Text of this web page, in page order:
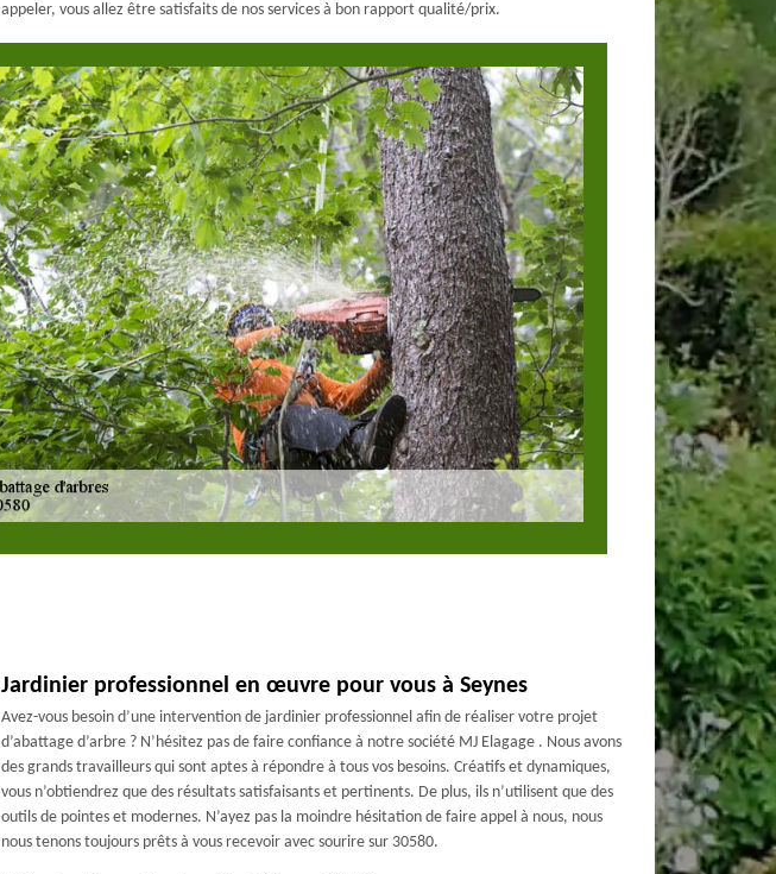
appeler, vous allez être satisfaits de nos services à bon rapport qualité/prix.
Jardinier professionnel en œuvre pour vous à Seynes
Avez-vous besoin d’une intervention de jardinier professionnel afin de réaliser votre projet
d’abattage d’arbre ? N’hésitez pas de faire confiance à notre société MJ Elagage . Nous avons
des grands travailleurs qui sont aptes à répondre à tous vos besoins. Créatifs et dynamiques,
vous n’obtiendrez que des résultats satisfaisants et pertinents. De plus, ils n’utilisent que des
outils de pointes et modernes. N’ayez pas la moindre hésitation de faire appel à nous, nous
nous tenons toujours prêts à vous recevoir avec sourire sur 30580.